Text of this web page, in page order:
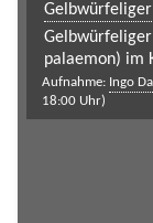
palaemon) im
Aufnahme: Ingo
18:00 Uhr)